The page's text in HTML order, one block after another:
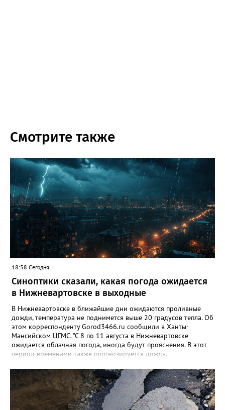
Смотрите также
18:58 Сегодня
Синоптики сказали, какая погода ожидается
в Нижневартовске в выходные
В Нижневартовске в ближайшие дни ожидаются проливные
дожди, температура не поднимется выше 20 градусов тепла. Об
этом корреспонденту Gorod3466.ru сообщили в Ханты-
Мансийском ЦГМС. "С 8 по 11 августа в Нижневартовске
ожидается облачная погода, иногда будут прояснения. В этот
период временами также прогнозируется дождь.
в этот период составит ночью +9, +14 градусов, днем - +14,
+19", - рассказали синоптики. Ранее Gorod3466.ru сообщал,
что 8 и 9 августа на юге ХМАО ожидаются сильные дожди и
грозы.